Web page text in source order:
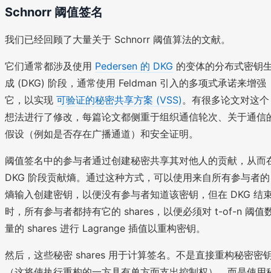
Schnorr 阈值签名
我们已经回顾了大量关于 Schnorr 阈值算法的文献。
它们通常都涉及使用 Pedersen 的 DKG 的变体的分布式密钥
成 (DKG) 阶段，通常使用 Feldman 引入的多项式承诺来增强
它，以实现 可验证的秘密共享方案 (VSS) 。有很多论文对这个
想法进行了修改，每篇论文都侧重于组织通信轮次、关于通信
假设（例如是否存在广播通道）和安全证明。
阈值签名中的参与者通过创建秘密共享其对他人的贡献，从而
DKG 阶段贡献熵。通过这种方式，可以使用来自所有参与者的
熵输入创建密钥，以便没有参与者知道该密钥，但在 DKG 结
时，所有参与者都持有它的 shares，以便必须对 t-of-n 阈值
量的 shares 进行 Lagrange 插值以重构密钥。
然后，这些秘密 shares 用于计算签名。不是直接重构秘密密